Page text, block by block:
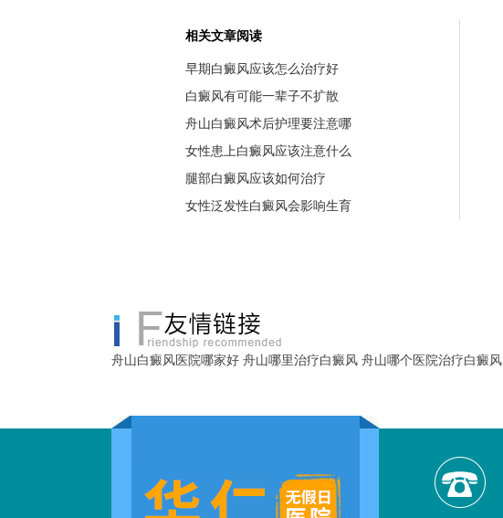
相关文章阅读
早期白癜风应该怎么治疗好
白癜风有可能一辈子不扩散
舟山白癜风术后护理要注意哪
女性患上白癜风应该注意什么
腿部白癜风应该如何治疗
女性泛发性白癜风会影响生育
舟山白癜风医院哪家好 舟山哪里治疗白癜风 舟山哪个医院治疗白癜风